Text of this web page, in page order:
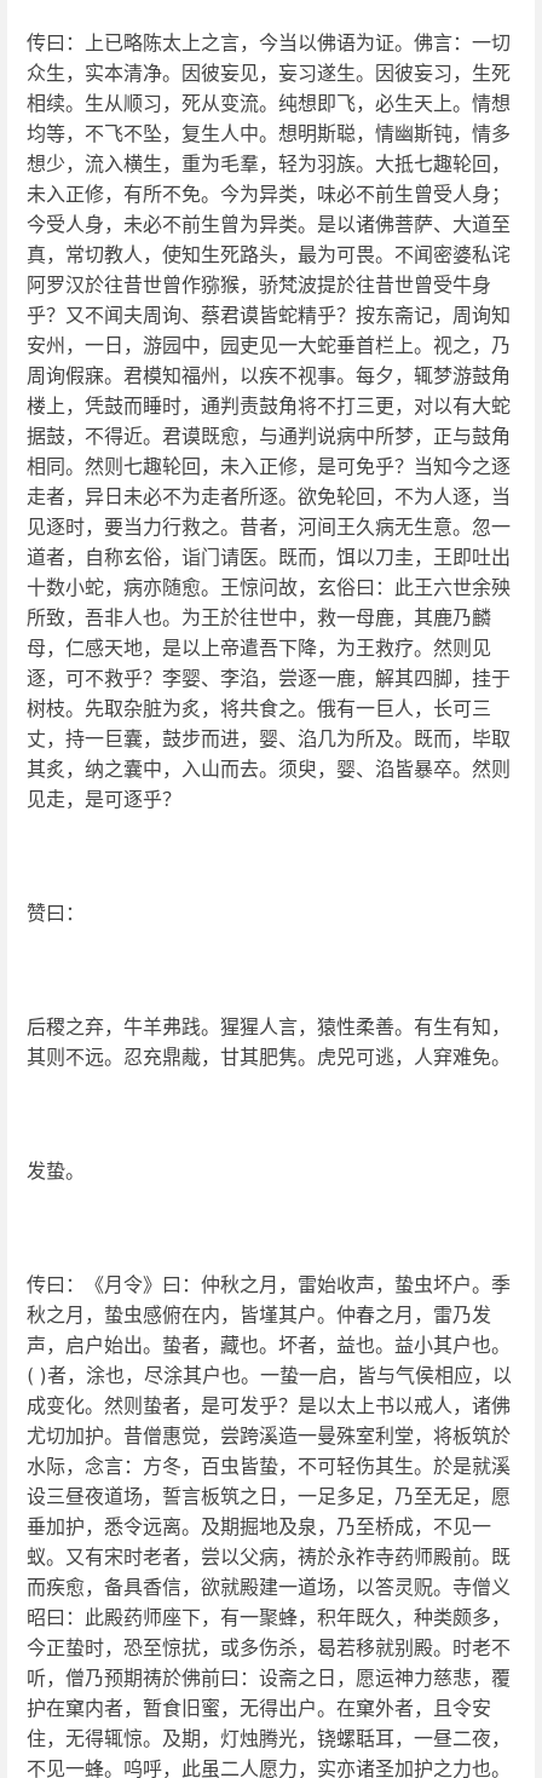
传曰：上已略陈太上之言，今当以佛语为证。佛言：一切
众生，实本清净。因彼妄见，妄习遂生。因彼妄习，生死
相续。生从顺习，死从变流。纯想即飞，必生天上。情想
均等，不飞不坠，复生人中。想明斯聪，情幽斯钝，情多
想少，流入横生，重为毛羣，轻为羽族。大抵七趣轮回，
未入正修，有所不免。今为异类，味必不前生曾受人身；
今受人身，未必不前生曾为异类。是以诸佛菩萨、大道至
真，常切教人，使知生死路头，最为可畏。不闻密婆私诧
阿罗汉於往昔世曾作猕猴，骄梵波提於往昔世曾受牛身
乎？又不闻夫周询、蔡君谟皆蛇精乎？按东斋记，周询知
安州，一日，游园中，园吏见一大蛇垂首栏上。视之，乃
周询假寐。君模知福州，以疾不视事。每夕，辄梦游鼓角
楼上，凭鼓而睡时，通判责鼓角将不打三更，对以有大蛇
据鼓，不得近。君谟既愈，与通判说病中所梦，正与鼓角
相同。然则七趣轮回，未入正修，是可免乎？当知今之逐
走者，异日未必不为走者所逐。欲免轮回，不为人逐，当
见逐时，要当力行救之。昔者，河间王久病无生意。忽一
道者，自称玄俗，诣门请医。既而，饵以刀圭，王即吐出
十数小蛇，病亦随愈。王惊问故，玄俗曰：此王六世余殃
所致，吾非人也。为王於往世中，救一母鹿，其鹿乃麟
母，仁感天地，是以上帝遣吾下降，为王救疗。然则见
逐，可不救乎？李婴、李淊，尝逐一鹿，解其四脚，挂于
树枝。先取杂脏为炙，将共食之。俄有一巨人，长可三
丈，持一巨囊，鼓步而进，婴、淊几为所及。既而，毕取
其炙，纳之囊中，入山而去。须臾，婴、淊皆暴卒。然则
见走，是可逐乎？
赞曰：
后稷之弃，牛羊弗践。猩猩人言，猿性柔善。有生有知，
其则不远。忍充鼎胾，甘其肥隽。虎兕可逃，人穽难免。
发蛰。
传曰：《月令》曰：仲秋之月，雷始收声，蛰虫坏户。季
秋之月，蛰虫感俯在内，皆墐其户。仲春之月，雷乃发
声，启户始出。蛰者，藏也。坏者，益也。益小其户也。
( )者，涂也，尽涂其户也。一蛰一启，皆与气侯相应，以
成变化。然则蛰者，是可发乎？是以太上书以戒人，诸佛
尤切加护。昔僧惠觉，尝跨溪造一曼殊室利堂，将板筑於
水际，念言：方冬，百虫皆蛰，不可轻伤其生。於是就溪
设三昼夜道场，誓言板筑之日，一足多足，乃至无足，愿
垂加护，悉令远离。及期掘地及泉，乃至桥成，不见一
蚁。又有宋时老者，尝以父病，祷於永祚寺药师殿前。既
而疾愈，备具香信，欲就殿建一道场，以答灵贶。寺僧义
昭曰：此殿药师座下，有一聚蜂，积年既久，种类颇多，
今正蛰时，恐至惊扰，或多伤杀，曷若移就别殿。时老不
听，僧乃预期祷於佛前曰：设斋之日，愿运神力慈悲，覆
护在窠内者，暂食旧蜜，无得出户。在窠外者，且令安
住，无得辄惊。及期，灯烛腾光，铙螺聒耳，一昼二夜，
不见一蜂。呜呼，此虽二人愿力，实亦诸圣加护之力也。